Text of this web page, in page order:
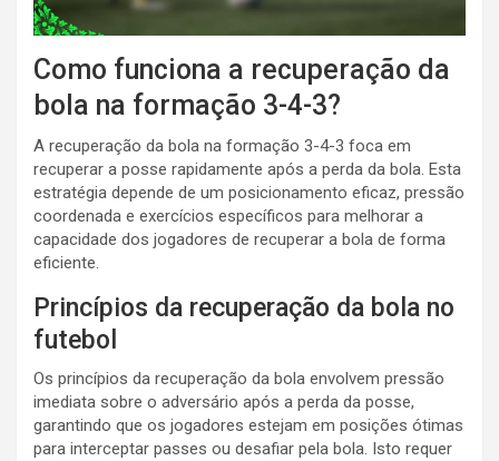
Como funciona a recuperação da
bola na formação 3-4-3?
A recuperação da bola na formação 3-4-3 foca em
recuperar a posse rapidamente após a perda da bola. Esta
estratégia depende de um posicionamento eficaz, pressão
coordenada e exercícios específicos para melhorar a
capacidade dos jogadores de recuperar a bola de forma
eficiente.
Princípios da recuperação da bola no
futebol
Os princípios da recuperação da bola envolvem pressão
imediata sobre o adversário após a perda da posse,
garantindo que os jogadores estejam em posições ótimas
para interceptar passes ou desafiar pela bola. Isto requer